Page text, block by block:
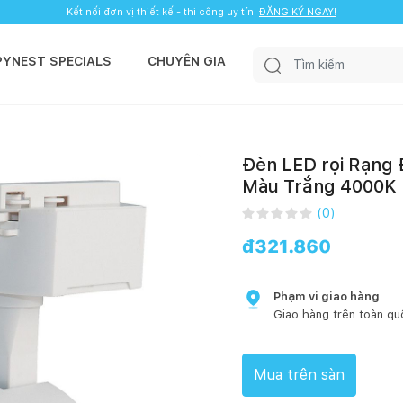
Kết nối đơn vị thiết kế - thi công uy tín. ĐĂNG KÝ NGAY!
SPECIALS CHUYÊN GIA
Đèn LED rọi Rạng
Màu Trắng 4000K
(0)
đ321.860
Phạm vi giao hàng
Giao hàng trên toàn
Mua trên sàn